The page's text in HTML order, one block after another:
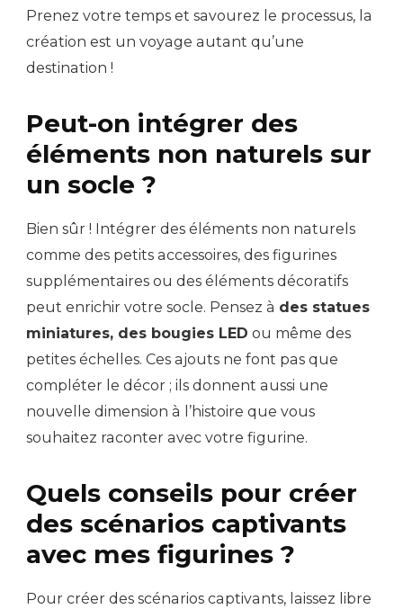
Prenez votre temps et savourez le processus, la
création est un voyage autant qu’une
destination !
Peut-on intégrer des
éléments non naturels sur
un socle ?
Bien sûr ! Intégrer des éléments non naturels
comme des petits accessoires, des figurines
supplémentaires ou des éléments décoratifs
peut enrichir votre socle. Pensez à des statues
miniatures, des bougies LED ou même des
petites échelles. Ces ajouts ne font pas que
compléter le décor ; ils donnent aussi une
nouvelle dimension à l’histoire que vous
souhaitez raconter avec votre figurine.
Quels conseils pour créer
des scénarios captivants
avec mes figurines ?
Pour créer des scénarios captivants, laissez libre